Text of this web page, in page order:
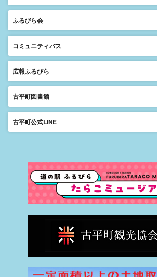
ふるびら会
コミュニティバス
広報ふるびら
古平町図書館
古平町公式LINE